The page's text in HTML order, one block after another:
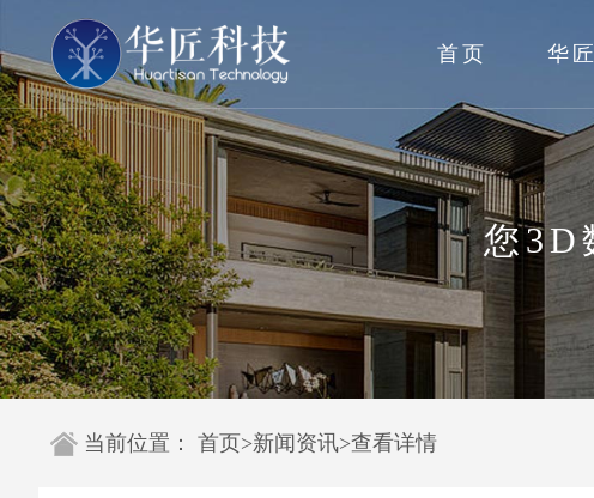
首页 华
您3D
当前位置： 首页>新闻资讯>查看详情